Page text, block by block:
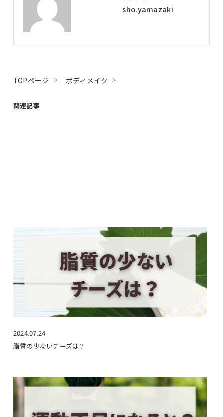
sho.yamazaki
TOPページ ボディメイク
関連記事
2024.07.24
脂質の少ないチーズは？